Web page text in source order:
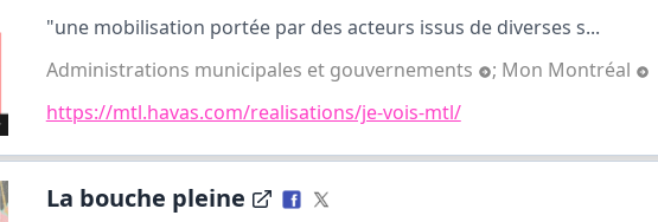
"une mobilisation portée par des acteurs issus de diverses s...
Administrations municipales et gouvernements
; Mon Montréal
https://mtl.havas.com/realisations/je-vois-mtl/
La bouche pleine